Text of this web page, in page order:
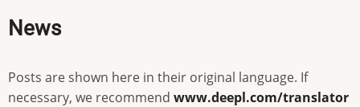
News
Posts are shown here in their original language. If
necessary, we recommend www.deepl.com/translator